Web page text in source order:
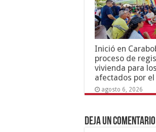
Inició en
proceso de
vivienda para los
afectados por
agosto 6, 2026
Deja un comentario